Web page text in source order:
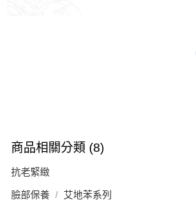
商品相關分類 (8)
抗老緊緻
臉部保養 艾地苯系列